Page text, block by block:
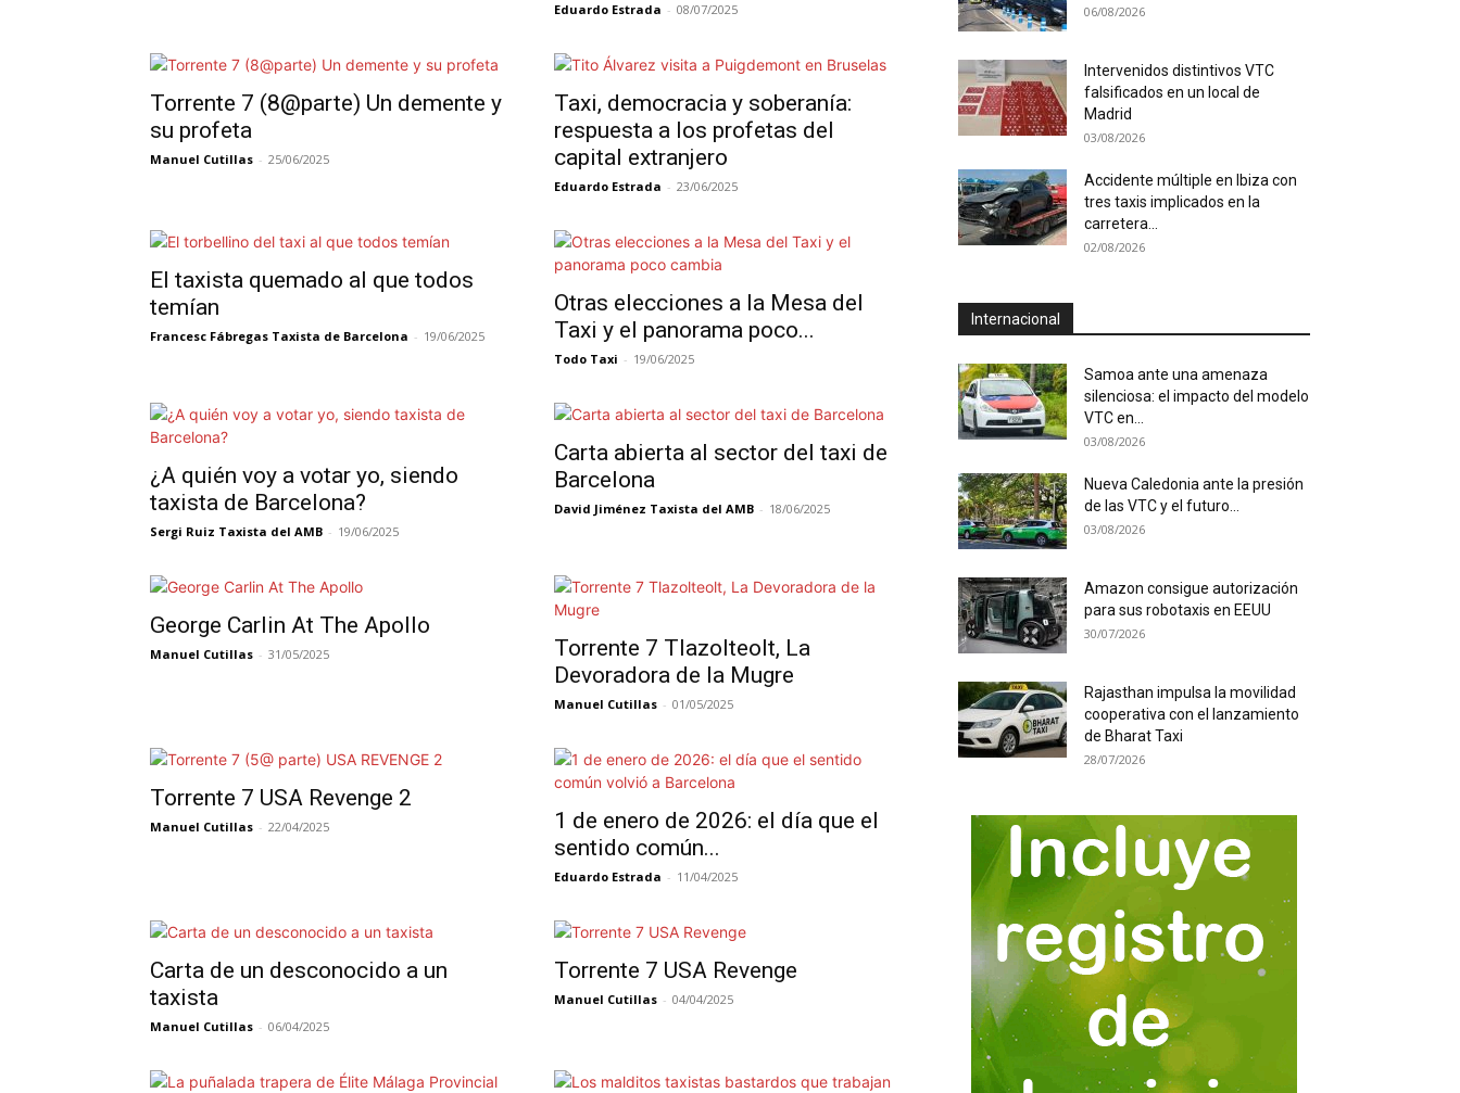
Eduardo Estrada - 08/07/2025
Torrente 7 (8@parte) Un demente y
su profeta
Manuel Cutillas - 25/06/2025
Taxi, democracia y soberanía:
respuesta a los profetas del
capital extranjero
Eduardo Estrada - 23/06/2025
El taxista quemado al que todos
temían
Francesc Fábregas Taxista de Barcelona - 19/06/2025
Otras elecciones a la Mesa del
Taxi y el panorama poco...
Todo Taxi - 19/06/2025
¿A quién voy a votar yo, siendo
taxista de Barcelona?
Sergi Ruiz Taxista del AMB - 19/06/2025
Carta abierta al sector del taxi de
Barcelona
David Jiménez Taxista del AMB - 18/06/2025
George Carlin At The Apollo
Manuel Cutillas - 31/05/2025
Torrente 7 Tlazolteolt, La
Devoradora de la Mugre
Manuel Cutillas - 01/05/2025
Torrente 7 USA Revenge 2
Manuel Cutillas - 22/04/2025
1 de enero de 2026: el día que el
sentido común...
Eduardo Estrada - 11/04/2025
Carta de un desconocido a un
taxista
Manuel Cutillas - 06/04/2025
Torrente 7 USA Revenge
Manuel Cutillas - 04/04/2025
06/08/2026
Intervenidos distintivos VTC
falsificados en un local de
Madrid
03/08/2026
Accidente múltiple en Ibiza con
tres taxis implicados en la
carretera...
02/08/2026
Internacional
Samoa ante una amenaza
silenciosa: el impacto del modelo
VTC en...
03/08/2026
Nueva Caledonia ante la presión
de las VTC y el futuro...
03/08/2026
Amazon consigue autorización
para sus robotaxis en EEUU
30/07/2026
Rajasthan impulsa la movilidad
cooperativa con el lanzamiento
de Bharat Taxi
28/07/2026